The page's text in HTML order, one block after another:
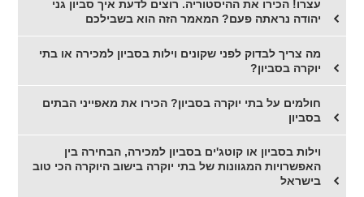
עצרו! הכירו את ההיסטוריה. רוצים לדעת איך סביון גני
יהודה נראתה פעם? המאמר הזה הוא בשבילכם
מה צריך לבדוק לפני שקונים וילות בסביון למכירה או בתי
יוקרה בסביון?
חולמים על בתי יוקרה בסביון? הכירו את מאפייני הבתים
בסביון
וילות בסביון או קוטג'ים בסביון למכירה, הבחירה בין
האפשרויות המגוונות של בתי יוקרה בישוב היוקרה הכי טוב
בישראל